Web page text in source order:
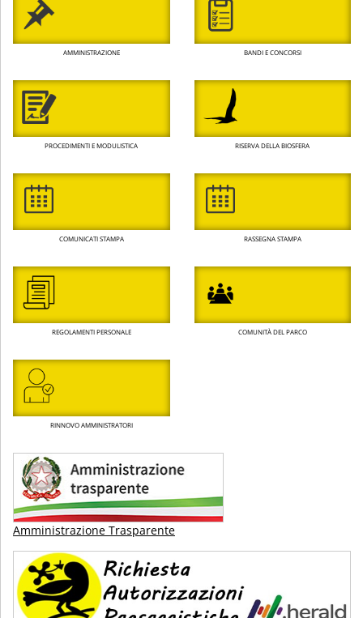
AMMINISTRAZIONE BANDI E CONCORSI
PROCEDIMENTI E MODULISTICA RISERVA DELLA BIOSFERA
COMUNICATI STAMPA RASSEGNA STAMPA
REGOLAMENTI PERSONALE COMUNITÀ DEL PARCO
RINNOVO AMMINISTRATORI
Amministrazione Trasparente